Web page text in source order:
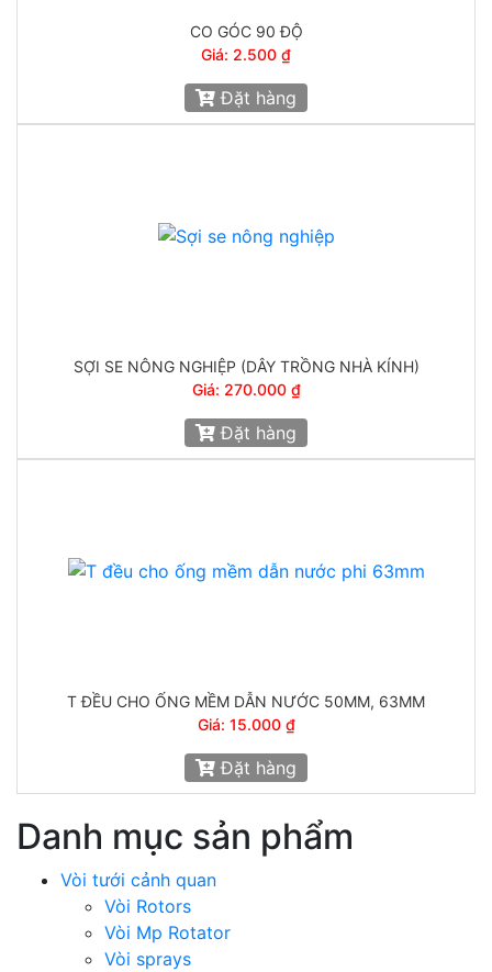
CO GÓC 90 ĐỘ
Giá: 2.500 ₫
Đặt hàng
SỢI SE NÔNG NGHIỆP (DÂY TRỒNG NHÀ KÍNH)
Giá: 270.000 ₫
Đặt hàng
T ĐỀU CHO ỐNG MỀM DẪN NƯỚC 50MM, 63MM
Giá: 15.000 ₫
Đặt hàng
Danh mục sản phẩm
Vòi tưới cảnh quan
Vòi Rotors
Vòi Mp Rotator
Vòi sprays